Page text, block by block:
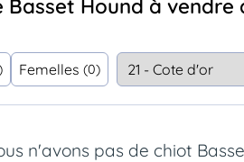
Basset Hound à
Femelles (0)
n'avons pas de chiot